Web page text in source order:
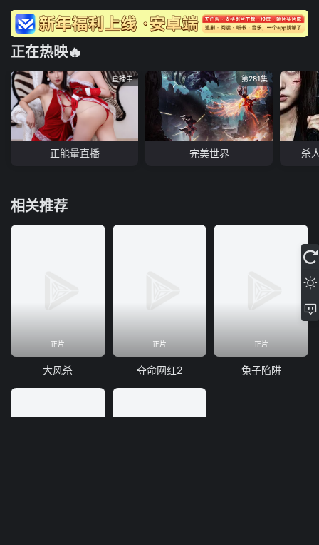
正在热映🔥
直播中
正能量直播
第281集
完美世界 杀
相关推荐
正片
大风杀
正片
夺命网红2
正片
兔子陷阱